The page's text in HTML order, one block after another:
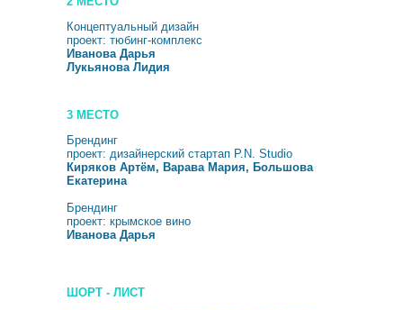
3 МЕСТО
Концептуальный дизайн
проект: тюбинг-комплекс
Иванова Дарья
Лукьянова Лидия
Брендинг
проект: дизайнерский стартап P.N. Studio
Киряков Артём, Варава Мария, Большова
Екатерина
Брендинг
проект: крымское вино
Иванова Дарья
ШОРТ - ЛИСТ